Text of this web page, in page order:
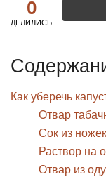
0
ДЕЛИЛИСЬ
Как уберечь
Отвар
Сок из
Раствор на
Отвар из